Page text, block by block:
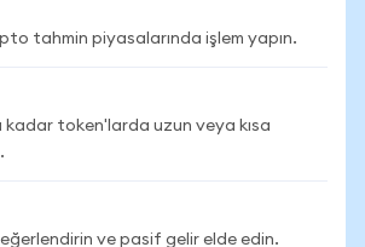
tahmin piyasalarında işlem yapın.
kadar token'larda uzun veya kısa
ve pasif gelir elde edin.